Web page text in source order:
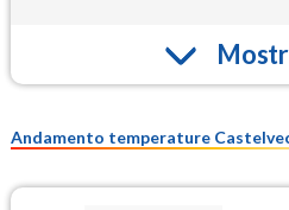
Andamento temperature